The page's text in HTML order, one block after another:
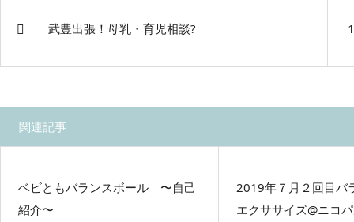
武豊出張！母乳・育児相談?
関連記事
ベビともバランスボール 〜自己
紹介〜
2019年７月２回目バ
エクササイズ@ニコ